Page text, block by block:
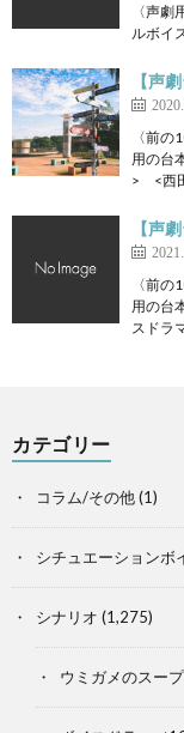
〈声
ルボイ
【声
〈前
用の台
> <西
【声
〈前
用の台
スドラ
カテゴリー
コラム/その他(1)
シチュエーションボ
シナリオ (1,275)
ウミガメのスープ